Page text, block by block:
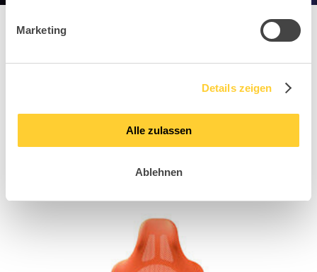
Marketing
Details zeigen
Alle zulassen
Ablehnen
You might also
like these Sitness
RS models